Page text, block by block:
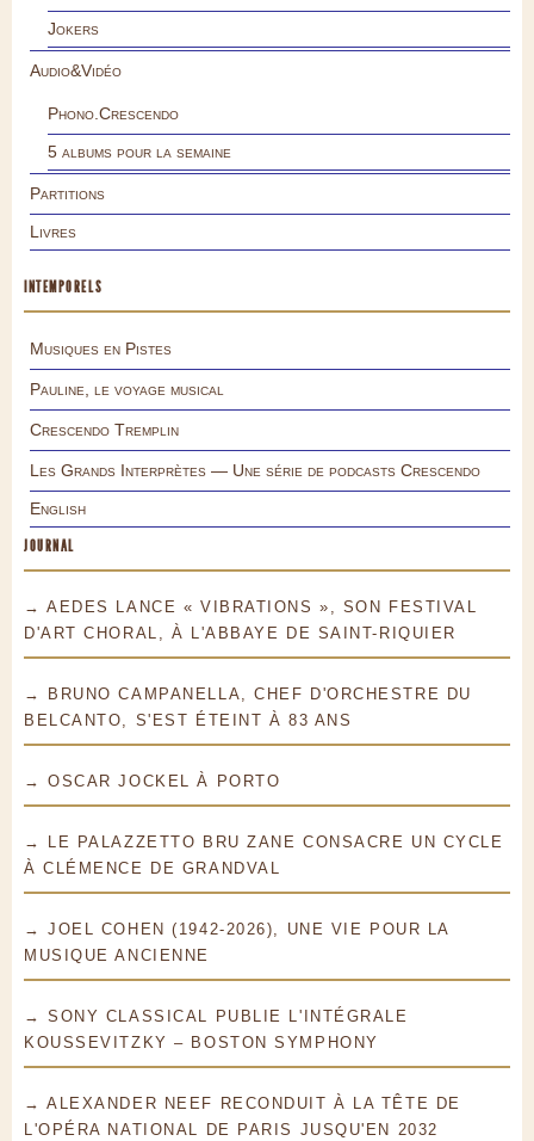
Jokers
Audio&Vidéo
Phono.Crescendo
5 albums pour la semaine
Partitions
Livres
INTEMPORELS
Musiques en Pistes
Pauline, le voyage musical
Crescendo Tremplin
Les Grands Interprètes — Une série de podcasts Crescendo
English
JOURNAL
→ AEDES LANCE « VIBRATIONS », SON FESTIVAL
D'ART CHORAL, À L'ABBAYE DE SAINT-RIQUIER
→ BRUNO CAMPANELLA, CHEF D'ORCHESTRE DU
BELCANTO, S'EST ÉTEINT À 83 ANS
→ OSCAR JOCKEL À PORTO
→ LE PALAZZETTO BRU ZANE CONSACRE UN CYCLE
À CLÉMENCE DE GRANDVAL
→ JOEL COHEN (1942-2026), UNE VIE POUR LA
MUSIQUE ANCIENNE
→ SONY CLASSICAL PUBLIE L'INTÉGRALE
KOUSSEVITZKY – BOSTON SYMPHONY
→ ALEXANDER NEEF RECONDUIT À LA TÊTE DE
L'OPÉRA NATIONAL DE PARIS JUSQU'EN 2032